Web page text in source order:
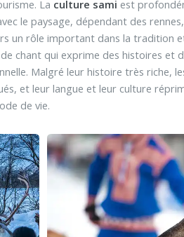
La culture sami est
le paysage, dépendant des
un rôle important dans la tradition
chant qui exprime des histoires et
Malgré leur histoire très riche,
et leur langue et leur culture
de vie.